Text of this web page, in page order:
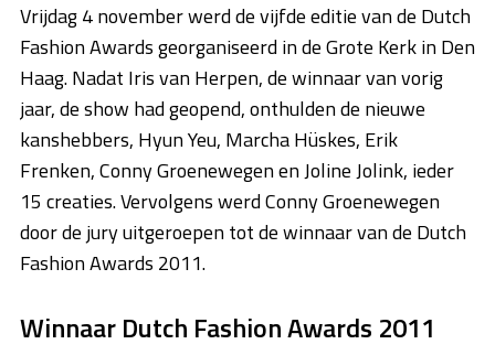
Vrijdag 4 november werd de vijfde editie van de Dutch
Fashion Awards georganiseerd in de Grote Kerk in Den
Haag. Nadat Iris van Herpen, de winnaar van vorig
jaar, de show had geopend, onthulden de nieuwe
kanshebbers, Hyun Yeu, Marcha Hüskes, Erik
Frenken, Conny Groenewegen en Joline Jolink, ieder
15 creaties. Vervolgens werd Conny Groenewegen
door de jury uitgeroepen tot de winnaar van de Dutch
Fashion Awards 2011.
Winnaar Dutch Fashion Awards 2011